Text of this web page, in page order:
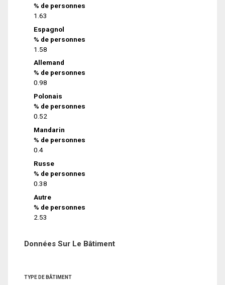
% de personnes
1.63
Espagnol
% de personnes
1.58
Allemand
% de personnes
0.98
Polonais
% de personnes
0.52
Mandarin
% de personnes
0.4
Russe
% de personnes
0.38
Autre
% de personnes
2.53
Données Sur Le Bâtiment
TYPE DE BÂTIMENT